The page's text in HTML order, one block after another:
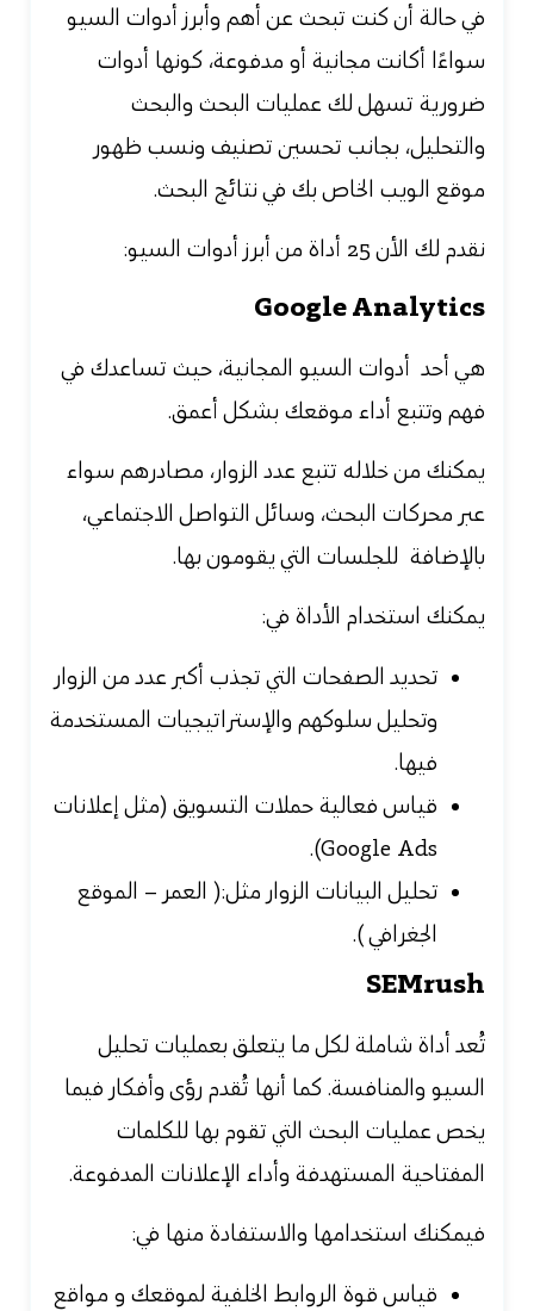
في حالة أن كنت تبحث عن أهم وأبرز أدوات السيو
سواءًا أكانت مجانية أو مدفوعة، كونها أدوات
ضرورية تسهل لك عمليات البحث والبحث
والتحليل، بجانب تحسين تصنيف ونسب ظهور
موقع الويب الخاص بك في نتائج البحث.
نقدم لك الأن 25 أداة من أبرز أدوات السيو:
Google Analytics
هي أحد أدوات السيو المجانية، حيث تساعدك في
فهم وتتبع أداء موقعك بشكل أعمق.
يمكنك من خلاله تتبع عدد الزوار، مصادرهم سواء
عبر محركات البحث، وسائل التواصل الاجتماعي،
بالإضافة للجلسات التي يقومون بها.
يمكنك استخدام الأداة في:
تحديد الصفحات التي تجذب أكبر عدد من الزوار
وتحليل سلوكهم والإستراتيجيات المستخدمة
فيها.
قياس فعالية حملات التسويق (مثل إعلانات
Google Ads).
تحليل البيانات الزوار مثل:( العمر – الموقع
الجغرافي ).
SEMrush
تُعد أداة شاملة لكل ما يتعلق بعمليات تحليل
السيو والمنافسة. كما أنها تُقدم رؤى وأفكار فيما
يخص عمليات البحث التي تقوم بها للكلمات
المفتاحية المستهدفة وأداء الإعلانات المدفوعة.
فيمكنك استخدامها والاستفادة منها في:
قياس قوة الروابط الخلفية لموقعك و مواقع